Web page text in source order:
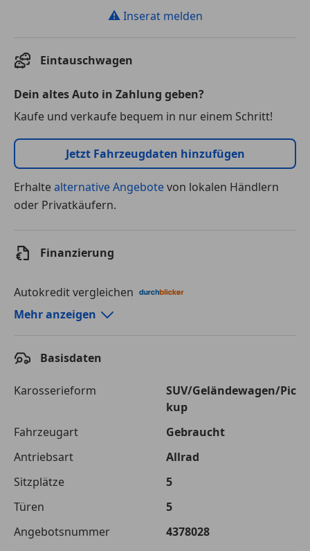
⚠ Inserat melden
Eintauschwagen
Dein altes Auto in Zahlung geben?
Kaufe und verkaufe bequem in nur einem Schritt!
Jetzt Fahrzeugdaten hinzufügen
Erhaltealternative Angebotevon lokalen Händlern
oder Privatkäufern.
Finanzierung
Autokredit vergleichen
Autokredit-Rechner von durchblicker.at
120 Monate
Kreditbetrag
€ 22 800,-
Gesamtbetrag
Einberechnete Gebühren
€ 0,-
Effektivzinsatz
Mehr anzeigen
Basisdaten
Karosserieform
SUV/Geländewagen/Pic
kup
Fahrzeugart
Gebraucht
Antriebsart
Allrad
Sitzplätze
5
Türen
5
Angebotsnummer
4378028